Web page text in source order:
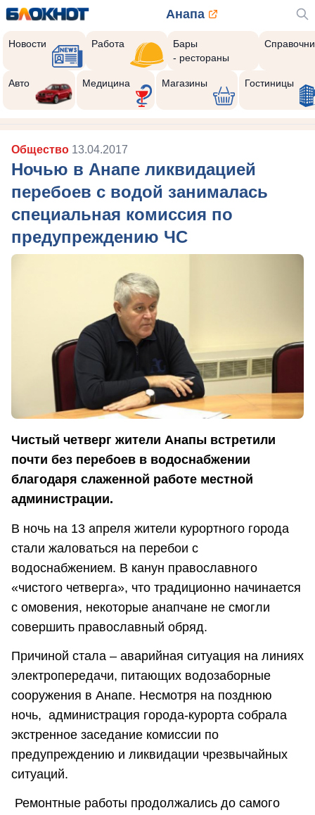
Анапа
Новости Работа
Бары
- рестораны
Авто Медицина Магазины Гостиницы
Общество 13.04.2017
Ночью в Анапе ликвидацией
перебоев с водой занималась
специальная комиссия по
предупреждению ЧС
Чистый четверг жители Анапы встретили
почти без перебоев в водоснабжении
благодаря слаженной работе местной
администрации.
В ночь на 13 апреля жители курортного города
стали жаловаться на перебои с
водоснабжением. В канун православного
«чистого четверга», что традиционно начинается
с омовения, некоторые анапчане не смогли
совершить православный обряд.
Причиной стала – аварийная ситуация на линиях
электропередачи, питающих водозаборные
сооружения в Анапе. Несмотря на позднюю
ночь, администрация города-курорта собрала
экстренное заседание комиссии по
предупреждению и ликвидации чрезвычайных
ситуаций.
Ремонтные работы продолжались до самого